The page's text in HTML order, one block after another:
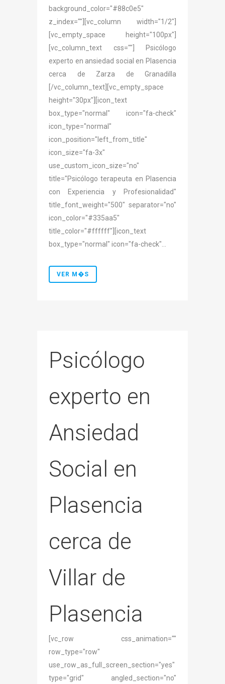
background_color="#88c0e5"
z_index=""][vc_column width="1/2"]
[vc_empty_space height="100px"]
[vc_column_text css=""] Psicólogo
experto en ansiedad social en Plasencia
cerca de Zarza de Granadilla
[/vc_column_text][vc_empty_space
height="30px"][icon_text
box_type="normal" icon="fa-check"
icon_type="normal"
icon_position="left_from_title"
icon_size="fa-3x"
use_custom_icon_size="no"
title="Psicólogo terapeuta en Plasencia
con Experiencia y Profesionalidad"
title_font_weight="500" separator="no"
icon_color="#335aa5"
title_color="#ffffff"][icon_text
box_type="normal" icon="fa-check"...
VER M�S
Psicólogo
experto en
Ansiedad
Social en
Plasencia
cerca de
Villar de
Plasencia
[vc_row css_animation=""
row_type="row"
use_row_as_full_screen_section="yes"
type="grid" angled_section="no"